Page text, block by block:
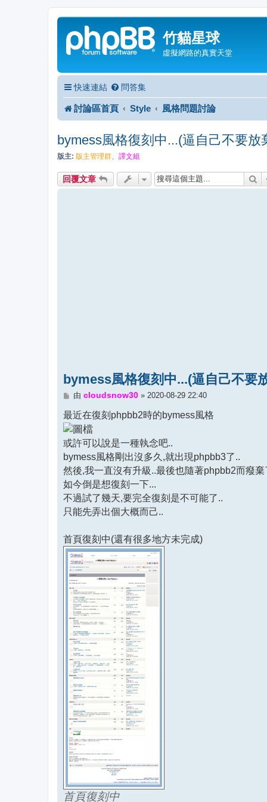
竹貓星球
虛擬網路的真實天堂
快速連結 問答集
討論區首頁 Style 風格問題討論
bymess風格復刻中...(逼自己不要放
版主: 版主管理群 譯文組
回覆文章
bymess風格復刻中...(逼自己不要
文
由 cloudsnow30» 2020-08-29 22:40
最近在復刻phpbb2時的bymess風格
或許可以說是一種執念吧..
bymess風格剛出沒多久,就出現phpbb3了..
然後,我一直沒有升級..最後也隨著phpbb2而癈棄
如今倒是想復刻一下...
不過試了幾天,要完全復刻是不可能了..
只能先弄出個大概而己..
首頁復刻中(還有很多地方未完成)
首頁復刻中